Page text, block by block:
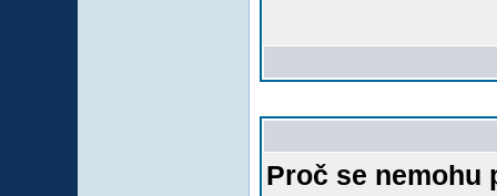
Proč se nemohu